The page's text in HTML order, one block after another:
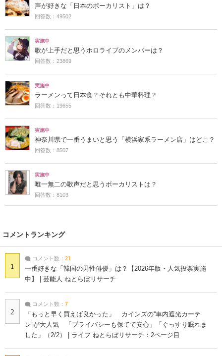
声が好きな「日本のボーカリスト」は？
回答数：49502
実施中
歌が上手だと思うホロライブのメンバーは？
回答数：23869
実施中
ラーメンって日本食？それとも中華料理？
回答数：19655
実施中
神奈川県で一番うまいと思う「横浜家系ラーメン店」はどこ？
回答数：8507
実施中
唯一無二の歌声だと思うボーカリストは？
回答数：8103
コメントランキング
1
コメント数： 21
一番好きな「韓国の男性俳優」は？【2026年版・人気投票実施
中】 | 芸能人 ねとらぼリサーチ
2
コメント数： 7
「もっと早く買えば良かった」 カインズの“車内遮光カーテ
ン”が大人気 「プライバシーも保てて安心」「ぐっすり眠れま
した」（2/2） | ライフ ねとらぼリサーチ：2ページ目